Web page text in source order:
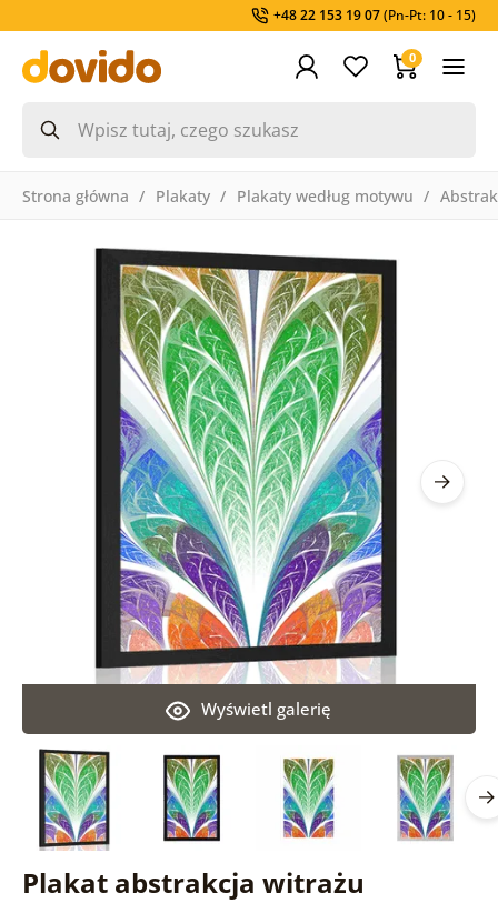
+48 22 153 19 07(Pn-Pt: 10 - 15)
0
Strona główna Plakaty Plakaty według motywu
Plakat abstrakcja witrażu
Wyświetl galerię